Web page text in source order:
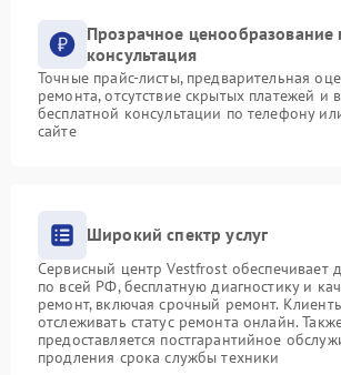
Прозрачное ценообразование
консультация
Точные прайс-листы, предварительная
ремонта, отсутствие скрытых платежей и
бесплатной консультации по телефону
сайте
Широкий спектр услуг
Сервисный центр Vestfrost обеспечивает
по всей РФ, бесплатную диагностику и
ремонт, включая срочный ремонт.
отслеживать статус ремонта онлайн.
предоставляется постгарантийное
продления срока службы техники